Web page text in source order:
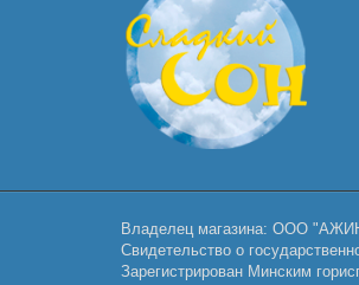
Владелец магазина: ООО
Свидетельство о
Зарегистрирован Минским